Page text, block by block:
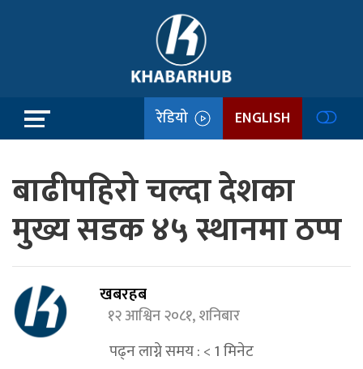
रेडियो ENGLISH
बाढीपहिरो चल्दा देशका
मुख्य सडक ४५ स्थानमा ठप्प
खबरहब
१२ आश्विन २०८१, शनिबार
पढ्न लाग्ने समय :< 1मिनेट